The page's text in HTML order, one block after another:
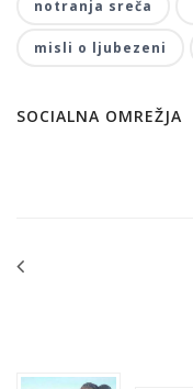
notranja sreča
misli o ljubezeni
SOCIALNA OMREŽJA